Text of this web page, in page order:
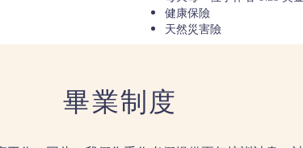
健康保險
天然災害險
畢業制度